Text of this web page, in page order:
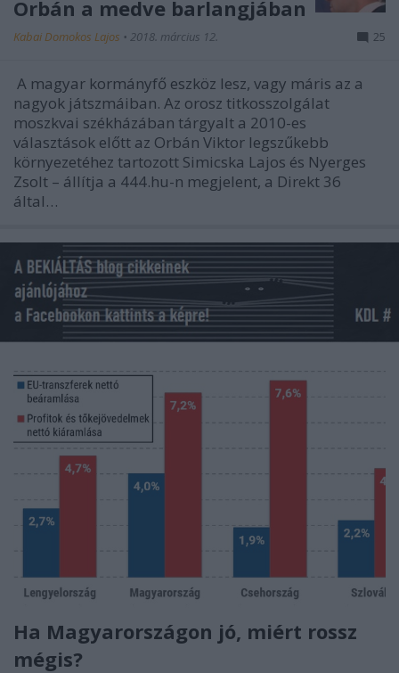
Orbán a medve barlangjában
Kabai Domokos Lajos • 2018. március 12. 25
A magyar kormányfő eszköz lesz, vagy máris az a
nagyok játszmáiban. Az orosz titkosszolgálat
moszkvai székházában tárgyalt a 2010-es
választások előtt az Orbán Viktor legszűkebb
környezetéhez tartozott Simicska Lajos és Nyerges
Zsolt – állítja a 444.hu-n megjelent, a Direkt 36
által…
Ha Magyarországon jó, miért rossz
mégis?